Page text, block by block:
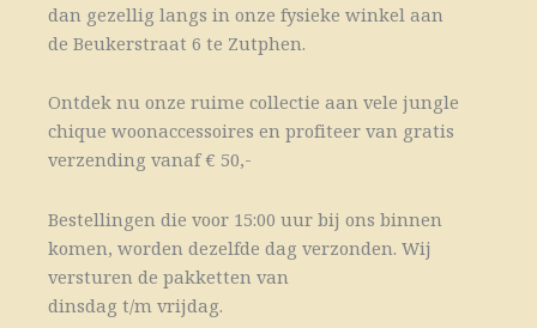
dan gezellig langs in onze fysieke winkel aan
de Beukerstraat 6 te Zutphen.
Ontdek nu onze ruime collectie aan vele jungle
chique woonaccessoires en profiteer van gratis
verzending vanaf € 50,-
Bestellingen die voor 15:00 uur bij ons binnen
komen, worden dezelfde dag verzonden. Wij
versturen de pakketten van
dinsdag t/m vrijdag.